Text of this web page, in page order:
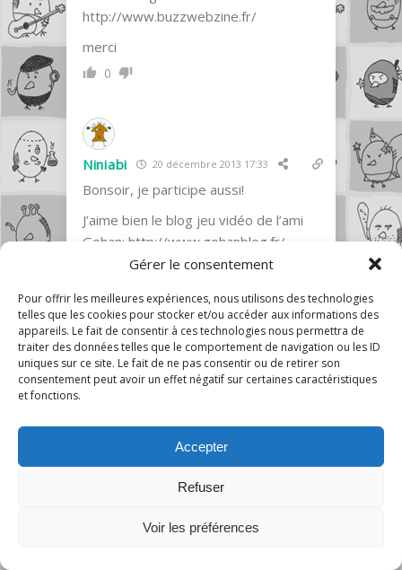
Gérer le consentement
Pour offrir les meilleures expériences, nous utilisons des technologies
telles que les cookies pour stocker et/ou accéder aux informations des
appareils. Le fait de consentir à ces technologies nous permettra de
traiter des données telles que le comportement de navigation ou les ID
uniques sur ce site. Le fait de ne pas consentir ou de retirer son
consentement peut avoir un effet négatif sur certaines caractéristiques
et fonctions.
Accepter
Refuser
Voir les préférences
http://www.buzzwebzine.fr/
merci
0
Niniabi 20 décembre 2013 17:33
Bonsoir, je participe aussi!
J’aime bien le blog jeu vidéo de l’ami
Gohan: http://www.gohanblog.fr/
Merci et bonnes fêtes à tous
0
piau 20 décembre 2013 17:44
Un blog que je vous conseille ( si vous
êtes comme moi un passionné des
mystérieux ) , c’est le blog d’un